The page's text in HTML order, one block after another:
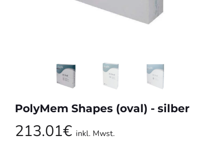
PolyMem Shapes (oval) - silber
213.01€ inkl. Mwst.